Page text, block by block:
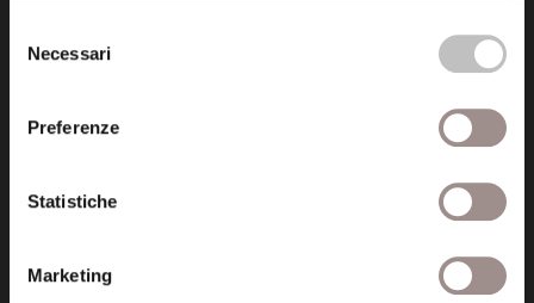
delNecessari
Preferenze
Statistiche
Marketing
fondazionecollegiosancarlo@legalmail.it